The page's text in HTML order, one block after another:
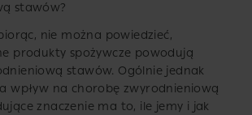
stawów?
nie można powiedzieć,
produkty spożywcze powodują
stawów. Ogólnie jednak
wpływ na chorobę zwyrodnieniową
znaczenie ma to, ile jemy i jak